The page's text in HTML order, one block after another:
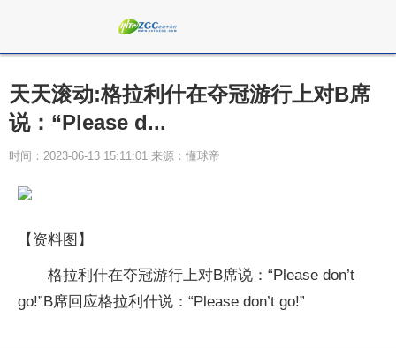
天天滚动:格拉利什在夺冠游行上对B席
说：“Please d...
时间：2023-06-13 15:11:01 来源：懂球帝
【资料图】
格拉利什在夺冠游行上对B席说：“Please don’t
go!”B席回应格拉利什说：“Please don’t go!”